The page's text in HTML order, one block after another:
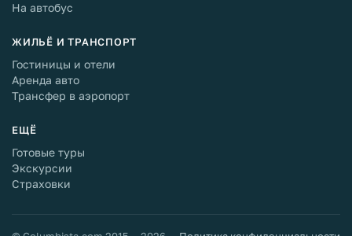
На автобус
ЖИЛЬЁ И ТРАНСПОРТ
Гостиницы и отели
Аренда авто
Трансфер в аэропорт
ЕЩЁ
Готовые туры
Экскурсии
Страховки